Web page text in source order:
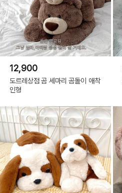
12,900
도르레상점 곰 세마리 곰돌이 애착
인형